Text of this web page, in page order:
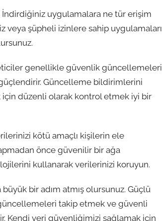
uygulamalara ne tür erişim
veya şüpheli izinlere sahip uygulamaları
genellikle güvenlik güncellemeleri
güçlendirir. Güncelleme bildirimlerini
için düzenli olarak kontrol etmek iyi bir
kötü amaçlı kişilerin ele
önce güvenilir bir ağa
kullanarak verilerinizi koruyun.
bir adım atmış olursunuz. Güçlü
takip etmek ve güvenli
Kendi veri güvenliğimizi sağlamak için